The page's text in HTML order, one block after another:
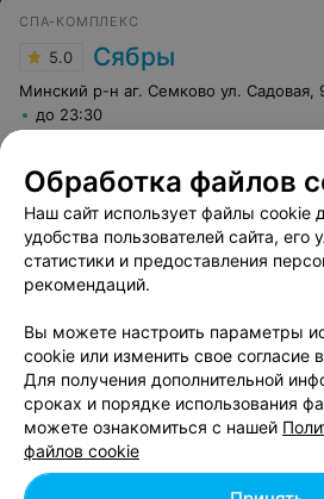
СПА-КОМПЛЕКС
5.0 Сябры
Минский р-н аг. Семково ул. Садовая,
до 23:30
Для отдыха:Комната отдыха
Отзыв
Отдыхали с друзьями в
именно то, что нужно: подальше от
поближе к природе. Сняли домик,
баня, прогулки, просто болтали и
Показать
2
Обработка файлов
Наш сайт использует файлы cookie
удобства пользователей сайта, его
статистики и предоставления
рекомендаций.
Вы можете настроить параметры
cookie или изменить свое согласие
Для получения дополнительной
сроках и порядке использования
можете ознакомиться с нашей
файлов cookie